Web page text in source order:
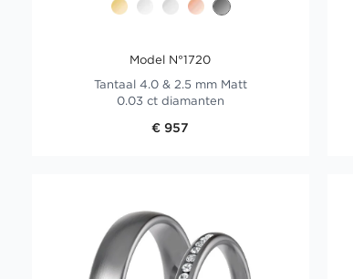
Model N°1720
Tantaal 4.0 & 2.5 mm Matt
0.03 ct diamanten
€ 957